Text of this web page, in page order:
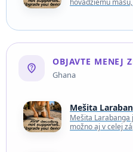
hovädziemu
významní…
not_listed_location
OBJAVTE MENEJ
Ghana
Mešita
Mešita Larabanga
možno aj v celej